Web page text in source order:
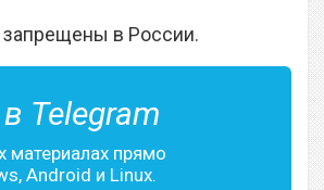
в России.
в Telegram
материалах прямо
Android и Linux.